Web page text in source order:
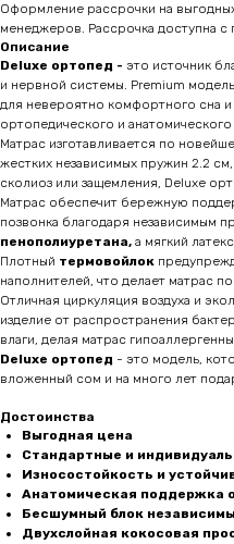
Оформление рассрочки на
менеджеров. Рассрочка доступна
Описание
Deluxe ортопед - это источник
и нервной системы. Premium
для невероятно комфортного сна и
ортопедического и
Матрас изготавливается по
жестких независимых пружин 2.2
сколиоз или защемления, Deluxe
Матрас обеспечит бережную
позвонка благодаря независимым
пенополиуретана, а мягкий
Плотный термовойлок
наполнителей, что делает матрас
Отличная циркуляция воздуха и
изделие от распространения
влаги, делая матрас
Deluxe ортопед - это модель,
вложенный сом и на много лет
Достоинства
Выгодная цена
Стандартные и
Износостойкость и
Анатомическая поддержка
Бесшумный блок
Двухслойная кокосовая